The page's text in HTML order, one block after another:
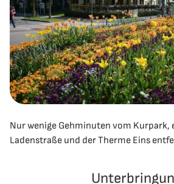
Nur wenige Gehminuten vom Kurpark,
Ladenstraße und der Therme Eins